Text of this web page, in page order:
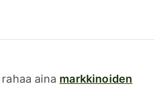
aina markkinoiden